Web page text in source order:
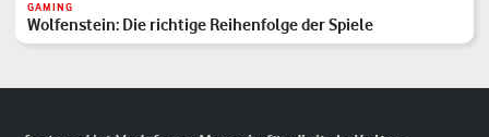
GAMING
Wolfenstein: Die richtige Reihenfolge der Spiele